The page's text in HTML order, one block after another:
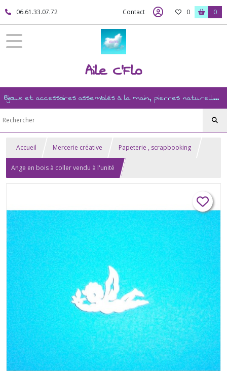
06.61.33.07.72 Contact 0 0
Aile C'Flo
Bijoux et accessoires assemblés à la main, pierres naturelles, ésotérisme, revente, et mercerie créative
Accueil Mercerie créative Papeterie , scrapbooking
Ange en bois à coller vendu à l'unité